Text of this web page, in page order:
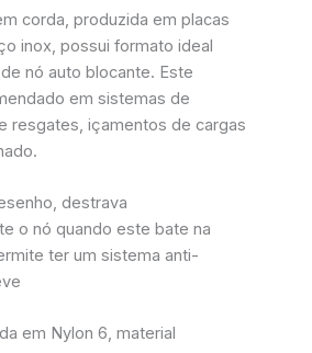
corda, produzida em placas
inox, possui formato ideal
nó auto blocante. Este
em sistemas de
resgates, içamentos de cargas
destrava
o nó quando este bate na
ter um sistema anti-
em Nylon 6, material